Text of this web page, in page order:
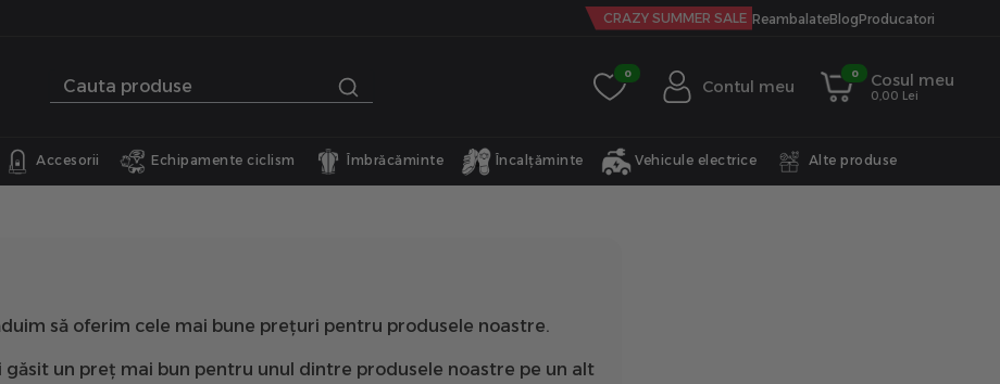
CRAZY SUMMER SALE ReambalateBlogProducatori
0
Contul meu
0 Cosul meu
0,00 Lei
Accesorii Echipamente ciclism Îmbrăcăminte Încalțăminte Vehicule electrice Alte produse
să oferim cele mai bune prețuri pentru produsele noastre.
găsit un preț mai bun pentru unul dintre produsele noastre pe un alt